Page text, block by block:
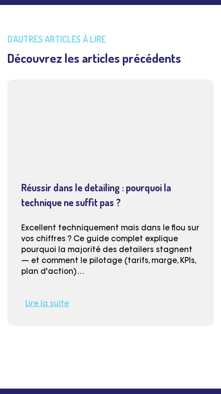
D'AUTRES ARTICLES À LIRE
Découvrez les articles précédents
Réussir dans le detailing : pourquoi la
technique ne suffit pas ?
Excellent techniquement mais dans le flou sur
vos chiffres ? Ce guide complet explique
pourquoi la majorité des detailers stagnent
— et comment le pilotage (tarifs, marge, KPIs,
plan d'action)…
Lire la suite